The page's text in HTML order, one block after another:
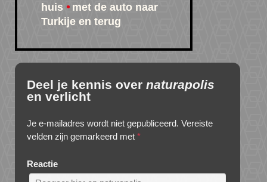
huis
met de auto naar
Turkije en terug
Deel je kennis over naturapolis
en verlicht
Je e-mailadres wordt niet gepubliceerd. Vereiste
velden zijn gemarkeerd met *
Reactie